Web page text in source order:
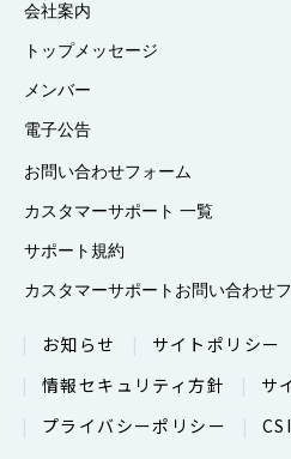
会社案内
トップメッセージ
メンバー
電子公告
お問い合わせフォーム
カスタマーサポート 一覧
サポート規約
カスタマーサポートお問い合わせ
お知らせ
サイトポリシー
情報セキュリティ方針
サ
プライバシーポリシー